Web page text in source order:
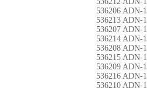
536206 ADN-
536213 ADN-
536207 ADN-
536214 ADN-
536208 ADN-
536215 ADN-
536209 ADN-
536216 ADN-
536210 ADN-